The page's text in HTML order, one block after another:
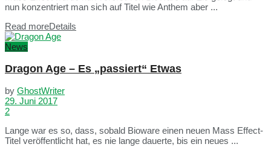
nun konzentriert man sich auf Titel wie Anthem aber ...
Read moreDetails
News
Dragon Age – Es „passiert“ Etwas
by GhostWriter
29. Juni 2017
2
Lange war es so, dass, sobald Bioware einen neuen Mass Effect-
Titel veröffentlicht hat, es nie lange dauerte, bis ein neues ...